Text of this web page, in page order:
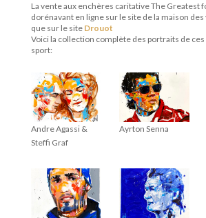
La vente aux enchères caritative The Greatest
dorénavant en ligne sur le site de la maison des
que sur le site Drouot
Voici la collection complète des portraits de
sport:
Andre Agassi &
Steffi Graf
Ayrton Senna